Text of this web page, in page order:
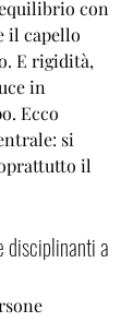
con
il capello
E rigidità,
in
Ecco
si
il
a